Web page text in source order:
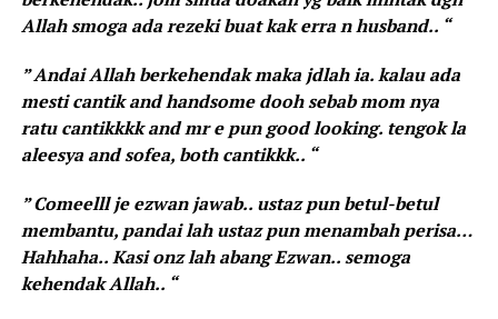
Allah smoga ada rezeki buat kak erra n husband.. “
” Andai Allah berkehendak maka jdlah ia. kalau ada
mesti cantik and handsome dooh sebab mom nya
ratu cantikkkk and mr e pun good looking. tengok la
aleesya and sofea, both cantikkk.. “
” Comeelll je ezwan jawab.. ustaz pun betul-betul
membantu, pandai lah ustaz pun menambah perisa…
Hahhaha.. Kasi onz lah abang Ezwan.. semoga
kehendak Allah.. “